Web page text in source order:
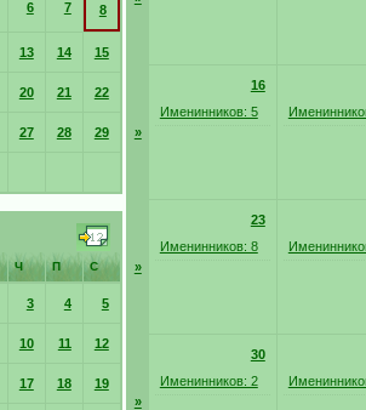
6 7 8
13 14 15
20 21 22
27 28 29
Ч П С
3 4 5
10 11 12
17 18 19
»
16
Именинников: 5
»
23
Именинников: 8
»
30
Именинников: 2